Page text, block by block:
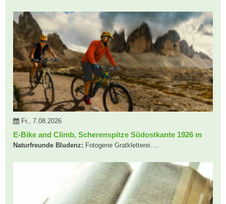
Fr., 7.08.2026
E-Bike and Climb, Scherenspitze Südostkante 1926 m
Naturfreunde Bludenz: Fotogene Gratkletterei....